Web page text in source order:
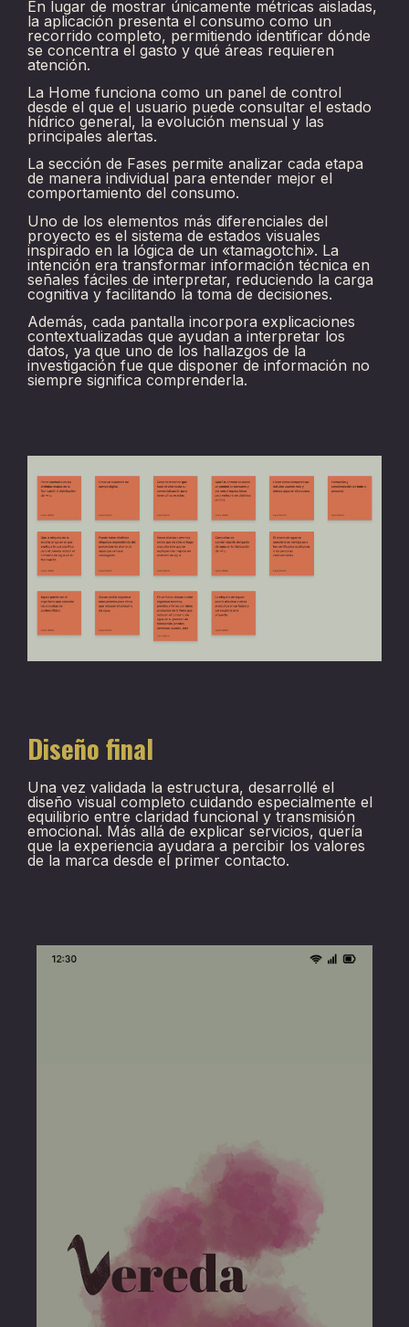
En lugar de mostrar únicamente métricas aisladas,
la aplicación presenta el consumo como un
recorrido completo, permitiendo identificar dónde
se concentra el gasto y qué áreas requieren
atención.
La Home funciona como un panel de control
desde el que el usuario puede consultar el estado
hídrico general, la evolución mensual y las
principales alertas.
La sección de Fases permite analizar cada etapa
de manera individual para entender mejor el
comportamiento del consumo.
Uno de los elementos más diferenciales del
proyecto es el sistema de estados visuales
inspirado en la lógica de un «tamagotchi». La
intención era transformar información técnica en
señales fáciles de interpretar, reduciendo la carga
cognitiva y facilitando la toma de decisiones.
Además, cada pantalla incorpora explicaciones
contextualizadas que ayudan a interpretar los
datos, ya que uno de los hallazgos de la
investigación fue que disponer de información no
siempre significa comprenderla.
Diseño final
Una vez validada la estructura, desarrollé el
diseño visual completo cuidando especialmente el
equilibrio entre claridad funcional y transmisión
emocional. Más allá de explicar servicios, quería
que la experiencia ayudara a percibir los valores
de la marca desde el primer contacto.